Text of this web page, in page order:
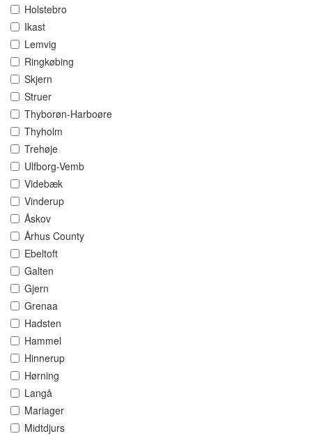
Holstebro
Ikast
Lemvig
Ringkøbing
Skjern
Struer
Thyborøn-Harboøre
Thyholm
Trehøje
Ulfborg-Vemb
Videbæk
Vinderup
Åskov
Århus County
Ebeltoft
Galten
Gjern
Grenaa
Hadsten
Hammel
Hinnerup
Hørning
Langå
Mariager
Midtdjurs